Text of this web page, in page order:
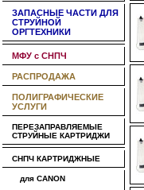
ЗАПАСНЫЕ ЧАСТИ ДЛЯ
СТРУЙНОЙ
ОРГТЕХНИКИ
МФУ с СНПЧ
РАСПРОДАЖА
ПОЛИГРАФИЧЕСКИЕ
УСЛУГИ
ПЕРЕЗАПРАВЛЯЕМЫЕ
СТРУЙНЫЕ КАРТРИДЖИ
СНПЧ КАРТРИДЖНЫЕ
для CANON